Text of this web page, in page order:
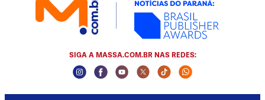
SIGA A MASSA.COM.BR NAS REDES:
Instagram Social Media
Facebook Social Media
Youtube Social Media
Twitter Social Media
Tiktok Social Media
Whatsapp